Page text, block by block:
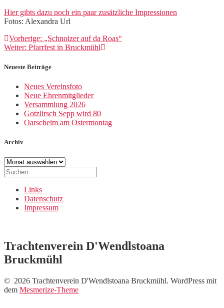
Hier gibts dazu noch ein paar zusätzliche Impressionen
Fotos: Alexandra Url
Beitragsnavigation
Vorherige:
Vorheriger
Beitrag:
„Schnoizer auf da Roas“
Weiter: Nächster
Pfarrfest in Bruckmühl
Neueste Beiträge
Neues Vereinsfoto
Neue Ehrenmitglieder
Versammlung 2026
Gotzlirsch Sepp wird 80
Oarscheim am Ostermontag
Archiv
Archiv
Suche
nach:
Links
Datenschutz
Impressum
Trachtenverein D'Wendlstoana
Bruckmühl
© 2026 Trachtenverein D'Wendlstoana Bruckmühl. WordPress mit
dem Mesmerize-Theme